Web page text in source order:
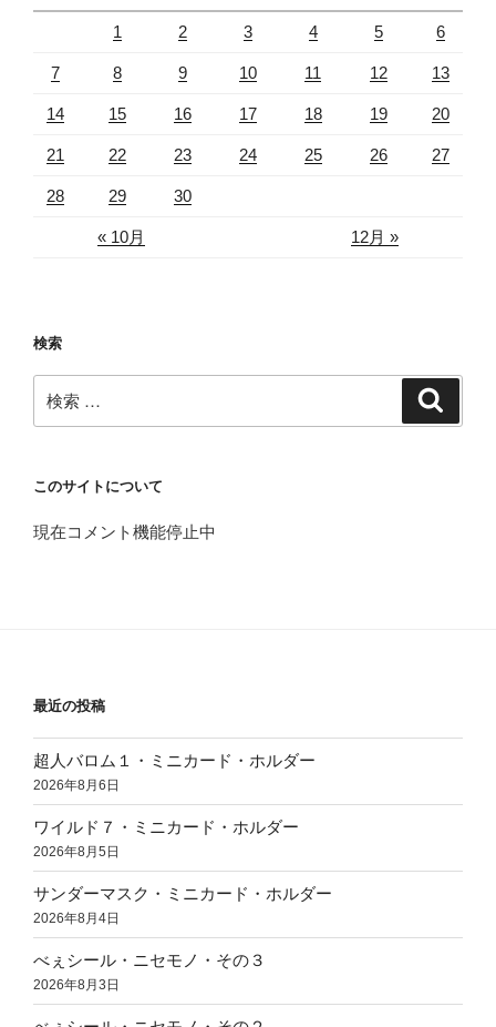
« 10月 12月 »
1 2 3 4 5 6
7 8 9 10 11 12 13
14 15 16 17 18 19 20
21 22 23 24 25 26 27
28 29 30
検索
検
索:
このサイトについて
現在コメント機能停止中
最近の投稿
超人バロム１・ミニカード・ホルダー
2026年8月6日
ワイルド７・ミニカード・ホルダー
2026年8月5日
サンダーマスク・ミニカード・ホルダー
2026年8月4日
べぇシール・ニセモノ・その３
2026年8月3日